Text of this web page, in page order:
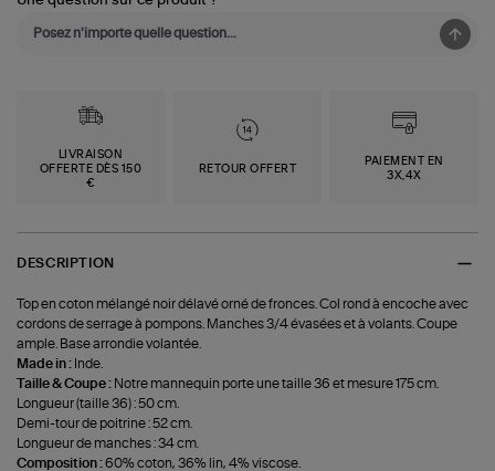
LIVRAISON
OFFERTE DÈS 150
€
RETOUR OFFERT
PAIEMENT EN
3X,4X
DESCRIPTION
Top en coton mélangé noir délavé orné de fronces. Col rond à encoche avec
cordons de serrage à pompons. Manches 3/4 évasées et à volants. Coupe
ample. Base arrondie volantée.
Made in : Inde.
Taille & Coupe : Notre mannequin porte une taille 36 et mesure 175 cm.
Longueur (taille 36) : 50 cm.
Demi-tour de poitrine : 52 cm.
Longueur de manches : 34 cm.
Composition :60% coton, 36% lin, 4% viscose.